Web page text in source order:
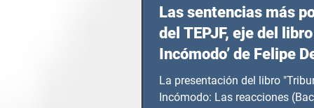
Las sentencias más
del TEPJF, eje del libro
Incómodo’ de Felipe
La presentación del libro
Incómodo: Las reacciones